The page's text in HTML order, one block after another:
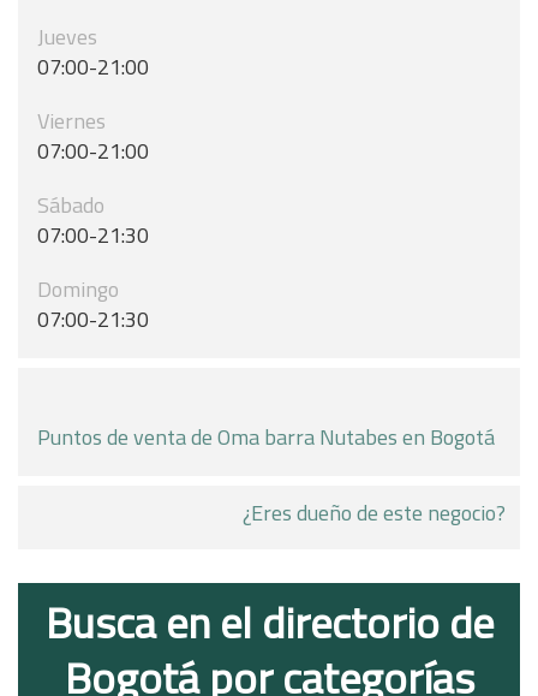
Jueves
07:00-21:00
Viernes
07:00-21:00
Sábado
07:00-21:30
Domingo
07:00-21:30
Puntos de venta de Oma barra Nutabes en Bogotá
¿Eres dueño de este negocio?
Busca en el directorio de
Bogotá por categorías